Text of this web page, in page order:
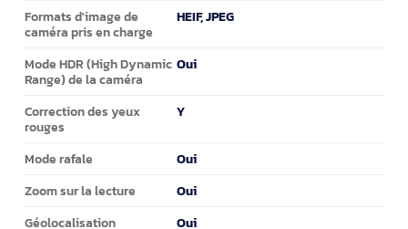
Formats d'image de
caméra pris en charge
HEIF, JPEG
Mode HDR (High Dynamic
Range) de la caméra
Oui
Correction des yeux
rouges
Y
Mode rafale Oui
Zoom sur la lecture Oui
Géolocalisation Oui